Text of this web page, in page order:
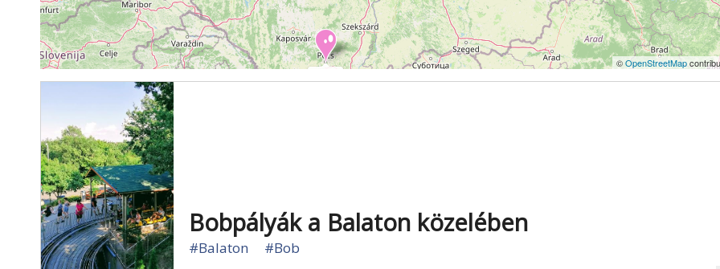
©OpenStreetMap
Bobpályák a Balaton közelében
#Balaton #Bob